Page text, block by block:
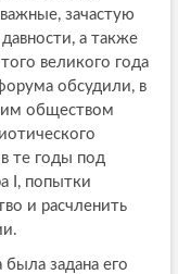
зачастую
а также
великого года
обсудили, в
обществом
те годы под
I, попытки
и расчленить
была задана его